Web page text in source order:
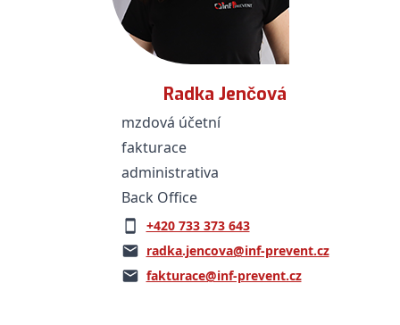
Radka Jenčová
mzdová účetní
fakturace
administrativa
Back Office
+420 733 373 643
radka.jencova@inf-prevent.cz
fakturace@inf-prevent.cz